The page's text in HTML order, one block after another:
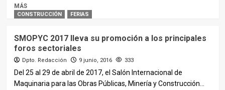
MÁS
CONSTRUCCIÓN FERIAS
SMOPYC 2017 lleva su promoción a los principales
foros sectoriales
Dpto. Redacción 9 junio, 2016 333
Del 25 al 29 de abril de 2017, el Salón Internacional de
Maquinaria para las Obras Públicas, Minería y Construcción...